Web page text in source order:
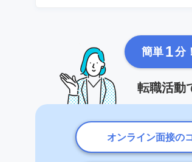
簡単 1分
転職活動
オンライン面接の